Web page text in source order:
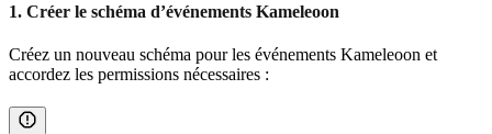
1. Créer le schéma d’événements Kameleoon
Créez un nouveau schéma pour les événements Kameleoon et
accordez les permissions nécessaires :